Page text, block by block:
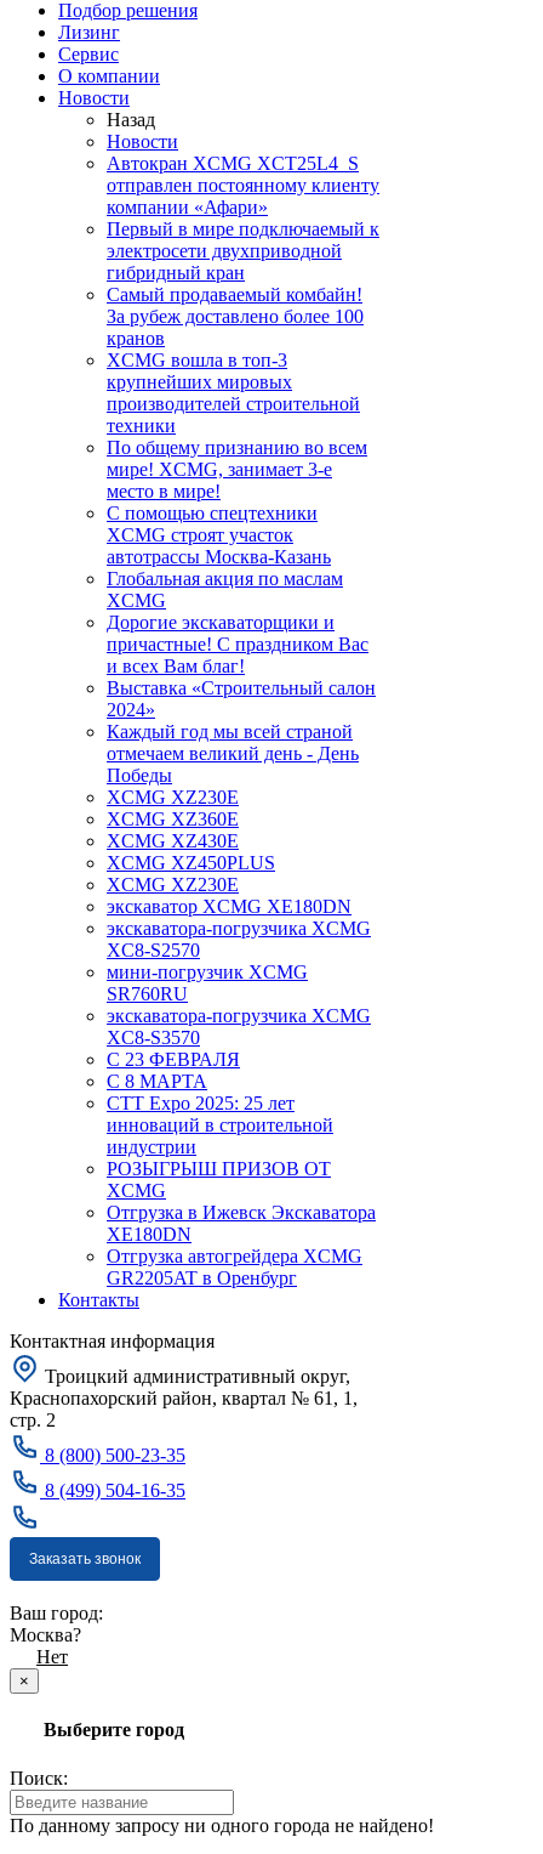
Подбор решения
Лизинг
Сервис
О компании
Новости
Назад
Новости
Автокран XCMG XCT25L4_S
отправлен постоянному клиенту
компании «Афари»
Первый в мире подключаемый к
электросети двухприводной
гибридный кран
Самый продаваемый комбайн!
За рубеж доставлено более 100
кранов
XCMG вошла в топ-3
крупнейших мировых
производителей строительной
техники
По общему признанию во всем
мире! XCMG, занимает 3-е
место в мире!
С помощью спецтехники
XCMG строят участок
автотрассы Москва-Казань
Глобальная акция по маслам
XCMG
Дорогие экскаваторщики и
причастные! С праздником Вас
и всех Вам благ!
Выставка «Строительный салон
2024»
Каждый год мы всей страной
отмечаем великий день - День
Победы
XCMG XZ230E
XCMG XZ360E
XCMG XZ430E
XCMG XZ450PLUS
XCMG XZ230E
экскаватор XCMG XE180DN
экскаватора-погрузчика XCMG
XC8-S2570
мини-погрузчик XCMG
SR760RU
экскаватора-погрузчика XCMG
XC8-S3570
С 23 ФЕВРАЛЯ
С 8 МАРТА
CTT Expo 2025: 25 лет
инноваций в строительной
индустрии
РОЗЫГРЫШ ПРИЗОВ ОТ
XCMG
Отгрузка в Ижевск Экскаватора
XE180DN
Отгрузка автогрейдера XCMG
GR2205AT в Оренбург
Контакты
Контактная информация
Троицкий административный округ,
Краснопахорский район, квартал № 61, 1,
стр. 2
8 (800) 500-23-35
8 (499) 504-16-35
Заказать звонок
Ваш город:
Москва?
Нет
×
Выберите город
Поиск:
По данному запросу ни одного города не найдено!